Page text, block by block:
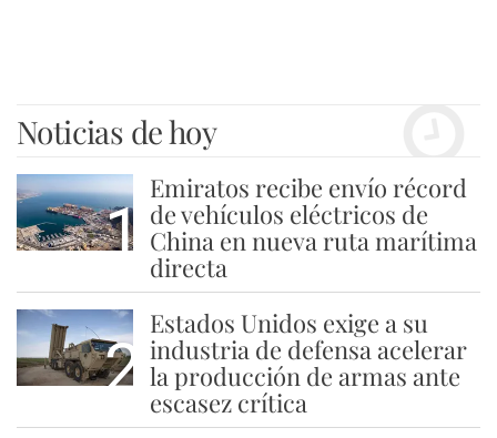
Noticias de hoy
1
Emiratos recibe envío récord
de vehículos eléctricos de
China en nueva ruta marítima
directa
2
Estados Unidos exige a su
industria de defensa acelerar
la producción de armas ante
escasez crítica